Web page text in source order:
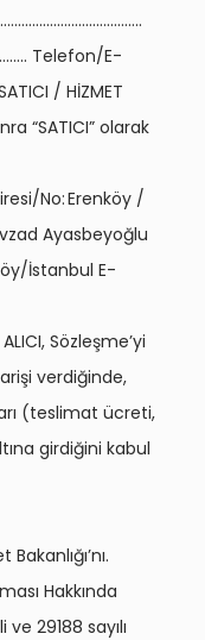
Telefon/E-
SATICI / HİZMET
“SATICI” olarak
No: Erenköy /
Ayasbeyoğlu
İstanbul E-
Sözleşme’yi
verdiğinde,
(teslimat ücreti,
girdiğini kabul
Hakkında
29188 sayılı